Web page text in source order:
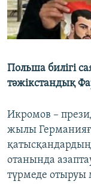
Польша билігі
тәжікстандық
Икромов –
жылы
отанында
түрмеде отыруы